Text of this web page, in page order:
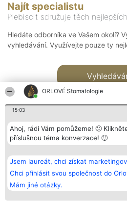
ORLOVÉ Stomatologie
15:03
Ahoj, rádi Vám pomůžeme! 🙂
příslušnou téma konverzace! 🙂
Jsem laureát, chci získat
Chci přihlásit svou společnost do
Mám jiné otázky.
Najít specialistu
Plebiscit sdružuje těch
Hledáte odborníka ve Vašem okolí?
vyhledávání. Využívejte pouze ty
Bright Side Solutions sp. z o.
o. sp. k.
ul. Ruska 22
Wrocław 50-079
KRS 0000749100 | Regon
381313360 | NIP 8943132676
Vítězové
Seznam všech
laureátů
Zásady
Zásady